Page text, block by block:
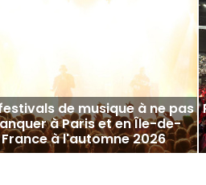
de musique à ne pas
à Paris et en Île-de-
France à l'automne 2026